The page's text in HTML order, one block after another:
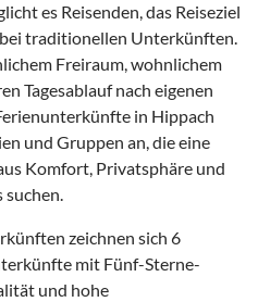
es Reisenden, das Reiseziel
traditionellen Unterkünften.
Freiraum, wohnlichem
Tagesablauf nach eigenen
in Hippach
und Gruppen an, die eine
Komfort, Privatsphäre und
suchen.
zeichnen sich 6
mit Fünf-Sterne-
und hohe